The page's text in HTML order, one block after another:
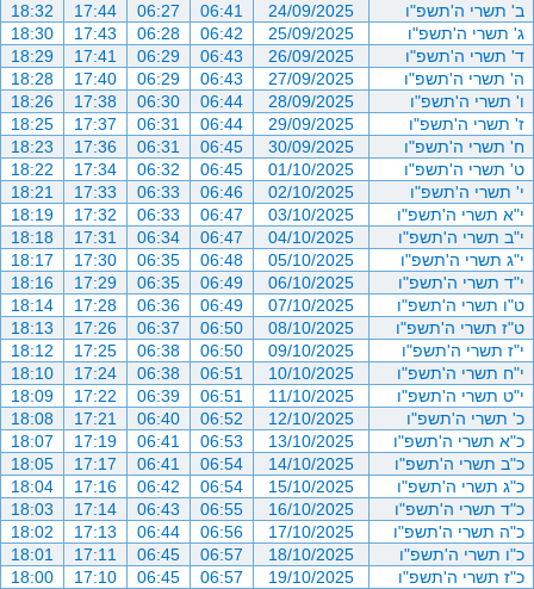
ב' תשרי ה'תשפ"ו
24/09/2025
06:41
06:27
17:44
18:32
ג' תשרי ה'תשפ"ו
25/09/2025
06:42
06:28
17:43
18:30
ד' תשרי ה'תשפ"ו
26/09/2025
06:43
06:29
17:41
18:29
ה' תשרי ה'תשפ"ו
27/09/2025
06:43
06:29
17:40
18:28
ו' תשרי ה'תשפ"ו
28/09/2025
06:44
06:30
17:38
18:26
ז' תשרי ה'תשפ"ו
29/09/2025
06:44
06:31
17:37
18:25
ח' תשרי ה'תשפ"ו
30/09/2025
06:45
06:31
17:36
18:23
ט' תשרי ה'תשפ"ו
01/10/2025
06:45
06:32
17:34
18:22
י' תשרי ה'תשפ"ו
02/10/2025
06:46
06:33
17:33
18:21
י"א תשרי ה'תשפ"ו
03/10/2025
06:47
06:33
17:32
18:19
י"ב תשרי ה'תשפ"ו
04/10/2025
06:47
06:34
17:31
18:18
י"ג תשרי ה'תשפ"ו
05/10/2025
06:48
06:35
17:30
18:17
י"ד תשרי ה'תשפ"ו
06/10/2025
06:49
06:35
17:29
18:16
ט"ו תשרי ה'תשפ"ו
07/10/2025
06:49
06:36
17:28
18:14
ט"ז תשרי ה'תשפ"ו
08/10/2025
06:50
06:37
17:26
18:13
י"ז תשרי ה'תשפ"ו
09/10/2025
06:50
06:38
17:25
18:12
י"ח תשרי ה'תשפ"ו
10/10/2025
06:51
06:38
17:24
18:10
י"ט תשרי ה'תשפ"ו
11/10/2025
06:51
06:39
17:22
18:09
כ' תשרי ה'תשפ"ו
12/10/2025
06:52
06:40
17:21
18:08
כ"א תשרי ה'תשפ"ו
13/10/2025
06:53
06:41
17:19
18:07
כ"ב תשרי ה'תשפ"ו
14/10/2025
06:54
06:41
17:17
18:05
כ"ג תשרי ה'תשפ"ו
15/10/2025
06:54
06:42
17:16
18:04
כ"ד תשרי ה'תשפ"ו
16/10/2025
06:55
06:43
17:14
18:03
כ"ה תשרי ה'תשפ"ו
17/10/2025
06:56
06:44
17:13
18:02
כ"ו תשרי ה'תשפ"ו
18/10/2025
06:57
06:45
17:11
18:01
כ"ז תשרי ה'תשפ"ו
19/10/2025
06:57
06:45
17:10
18:00